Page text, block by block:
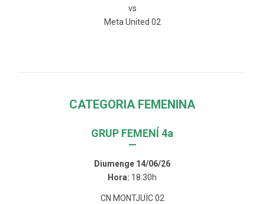
vs
Meta United 02
CATEGORIA FEMENINA
GRUP FEMENÍ 4a
—
Diumenge 14/06/26
Hora: 18:30h
CN MONTJUÏC 02